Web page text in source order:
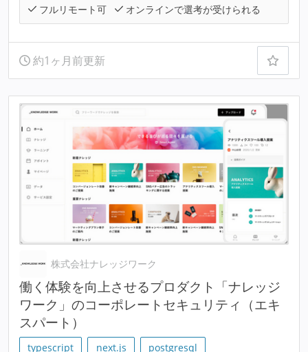
フルリモート可
オンラインで選考が受けられる
約1ヶ月前更新
株式会社ナレッジワーク
働く体験を向上させるプロダクト「ナレッジ
ワーク」のコーポレートセキュリティ（エキ
スパート）
typescript next.js
postgresql